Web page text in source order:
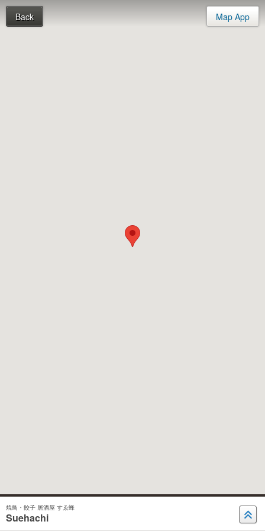
Back Map App
焼鳥・餃子 居酒屋 すゑ蜂
Suehachi